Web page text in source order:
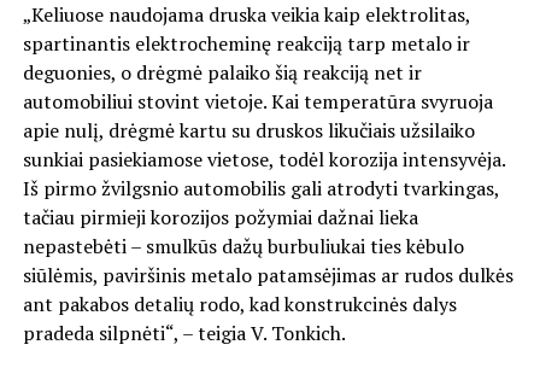
„Keliuose naudojama druska veikia kaip elektrolitas,
spartinantis elektrocheminę reakciją tarp metalo ir
deguonies, o drėgmė palaiko šią reakciją net ir
automobiliui stovint vietoje. Kai temperatūra svyruoja
apie nulį, drėgmė kartu su druskos likučiais užsilaiko
sunkiai pasiekiamose vietose, todėl korozija intensyvėja.
Iš pirmo žvilgsnio automobilis gali atrodyti tvarkingas,
tačiau pirmieji korozijos požymiai dažnai lieka
nepastebėti – smulkūs dažų burbuliukai ties kėbulo
siūlėmis, paviršinis metalo patamsėjimas ar rudos dulkės
ant pakabos detalių rodo, kad konstrukcinės dalys
pradeda silpnėti“, – teigia V. Tonkich.